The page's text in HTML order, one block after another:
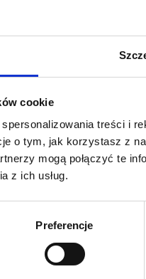
cookie
treści i
o tym, jak korzystasz z
mogą połączyć te
z ich usług.
Preferencje
1 228,77zł